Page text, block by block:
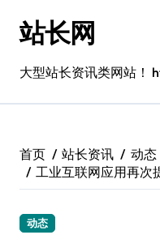
站长网
大型站长资讯类网站！
首页 站长资讯 动态
工业互联网应用再次
动态